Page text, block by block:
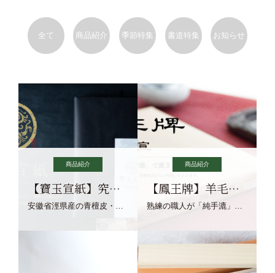
全て 商品紹介 季節特集 書道特集 お知らせ
商品紹介
【寶玉宣紙】究極の純粋な宣紙を目指す寶玉宣紙
安徽省涇県産の青檀皮・砂田稲藁・清らかな渓流水、熟練手漉き職人の卓越した手漉技術による最高級の純宣紙です。
商品紹介
【鳳王牌】羊毛筆×濃墨での揮毫に最適な宣紙系画仙紙
熟練の職人が「純手漉」で漉きあげる書画紙。宣紙を好まれるお客様向けの棉料単宣に漉きあげました。